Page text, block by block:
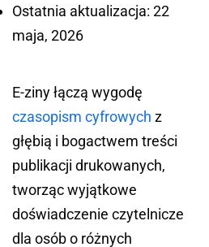
Ostatnia aktualizacja: 22
maja, 2026
E-ziny łączą wygodę
czasopism cyfrowych z
głębią i bogactwem treści
publikacji drukowanych,
tworząc wyjątkowe
doświadczenie czytelnicze
dla osób o różnych